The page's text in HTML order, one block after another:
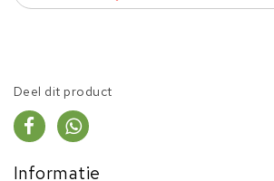
Deel dit product
Informatie